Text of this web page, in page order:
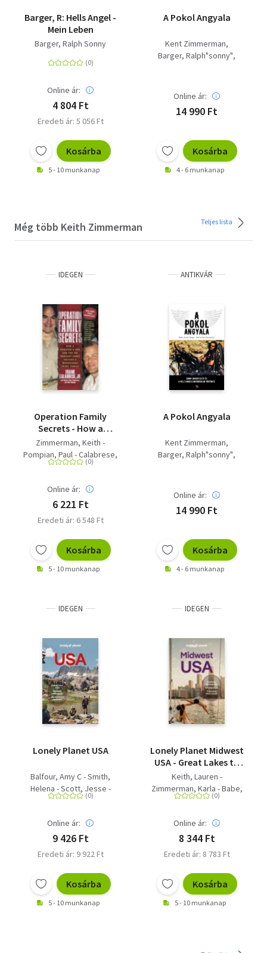
Barger, R: Hells Angel -
Mein Leben
Barger, Ralph Sonny
Online ár:
4 804 Ft
Eredeti ár: 5 056 Ft
Kosárba
5 - 10 munkanap
A Pokol Angyala
Kent Zimmerman
Barger, Ralph"sonny"
Online ár:
14 990 Ft
Kosárba
4 - 6 munkanap
Még több Keith Zimmerman Teljes lista
IDEGEN
Operation Family
Secrets - How a
Mobster's Son and the
FBI Brought Down
Chicago's Murderous
Zimmerman, Keith -
Pompian, Paul - Calabrese,
Frank - Zimmerman, Kent
Online ár:
6 221 Ft
Eredeti ár: 6 548 Ft
Kosárba
5 - 10 munkanap
ANTIKVÁR
A Pokol Angyala
Kent Zimmerman
Barger, Ralph"sonny"
Online ár:
14 990 Ft
Kosárba
4 - 6 munkanap
IDEGEN
Lonely Planet USA
Balfour, Amy C - Smith,
Helena - Scott, Jesse -
Zimmerman, Karla - Ham,
Keith, Lauren - St Louis,
Regis - Mularz, Amelia -
Prado, Liza - Raub, Kevin -
Fitzpatrick, Mary - Etinas,
Sarah - Babe, Ann
Online ár:
9 426 Ft
Eredeti ár: 9 922 Ft
Kosárba
5 - 10 munkanap
IDEGEN
Lonely Planet Midwest
USA - Great Lakes to
Great Plains
Keith, Lauren -
Zimmerman, Karla - Babe,
Ann - Mackie, Michael -
Balfour, Amy C
Online ár:
8 344 Ft
Eredeti ár: 8 783 Ft
Kosárba
5 - 10 munkanap